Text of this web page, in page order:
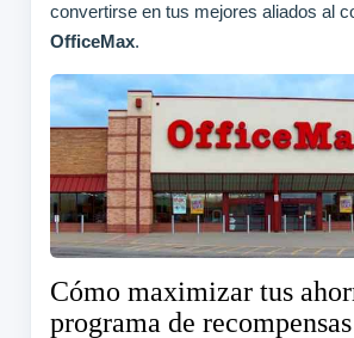
convertirse en tus mejores aliados al
OfficeMax.
Cómo maximizar tus
programa de